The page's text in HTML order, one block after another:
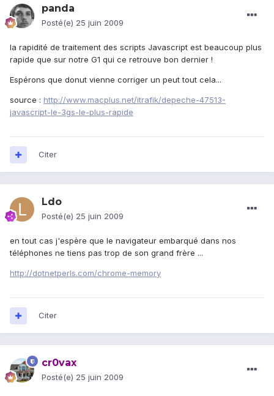
panda
Posté(e) 25 juin 2009
la rapidité de traitement des scripts Javascript est beaucoup plus
rapide que sur notre G1 qui ce retrouve bon dernier !
Espérons que donut vienne corriger un peut tout cela...
source : http://www.macplus.net/itrafik/depeche-47513-
javascript-le-3gs-le-plus-rapide
Citer
Ldo
Posté(e) 25 juin 2009
en tout cas j'espère que le navigateur embarqué dans nos
téléphones ne tiens pas trop de son grand frère ...
http://dotnetperls.com/chrome-memory
Citer
cr0vax
Posté(e) 25 juin 2009